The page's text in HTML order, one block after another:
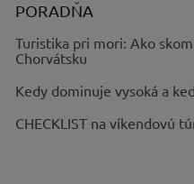
PORADŇA
Turistika pri mori: Ako
Chorvátsku
Kedy dominuje vysoká a
CHECKLIST na víkendovú